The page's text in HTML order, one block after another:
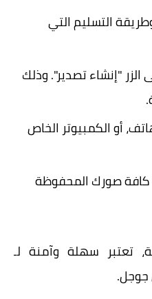
التسليم التي
"إنشاء تصدير". وذلك
أو الكمبيوتر الخاص
صورك المحفوظة
تعتبر سهلة وآمنة لـ
جوجل.